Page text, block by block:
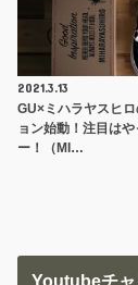
2021.3.13
GU×ミハラヤスヒ
ョン始動！注目は
ー！（MI…
Youtubeチャ